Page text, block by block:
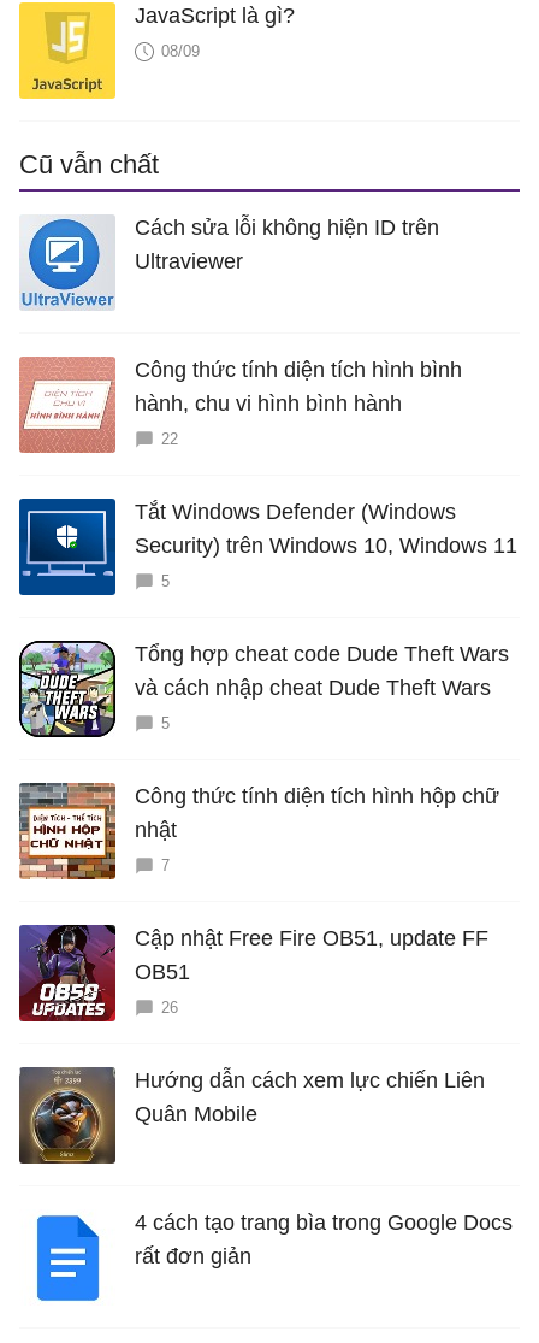
JavaScript là gì?
08/09
Cũ vẫn chất
Cách sửa lỗi không hiện ID trên
Ultraviewer
Công thức tính diện tích hình bình
hành, chu vi hình bình hành
22
Tắt Windows Defender (Windows
Security) trên Windows 10, Windows 11
5
Tổng hợp cheat code Dude Theft Wars
và cách nhập cheat Dude Theft Wars
5
Công thức tính diện tích hình hộp chữ
nhật
7
Cập nhật Free Fire OB51, update FF
OB51
26
Hướng dẫn cách xem lực chiến Liên
Quân Mobile
4 cách tạo trang bìa trong Google Docs
rất đơn giản